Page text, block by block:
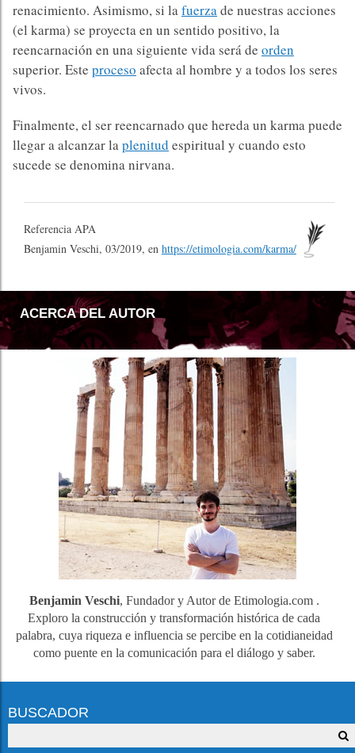
renacimiento. Asimismo, si lafuerzade nuestras acciones
(el karma) se proyecta en un sentido positivo, la
reencarnación en una siguiente vida será de orden
superior. Este proceso afecta al hombre y a todos los seres
vivos.
Finalmente, el ser reencarnado que hereda un karma puede
llegar a alcanzar laplenitud espiritual y cuando esto
sucede se denomina nirvana.
Referencia APA
Benjamin Veschi, 03/2019, en https://etimologia.com/karma/
ACERCA DEL AUTOR
Benjamin Veschi, Fundador y Autor de Etimologia.com .
Exploro la construcción y transformación histórica de cada
palabra, cuya riqueza e influencia se percibe en la cotidianeidad
como puente en la comunicación para el diálogo y saber.
BUSCADOR